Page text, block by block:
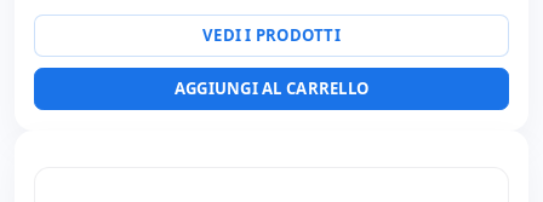
Specifico portatile: Lingua tastiera Internazionale
Altri: Imballaggio hR
22x33x2 cm.
VEDI I PRODOTTI
AGGIUNGI AL CARRELLO